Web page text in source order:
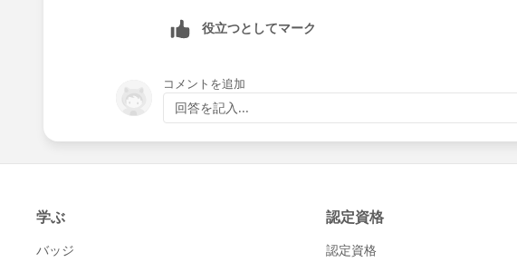
役立つとしてマーク
コメントを追加
回答を記入...